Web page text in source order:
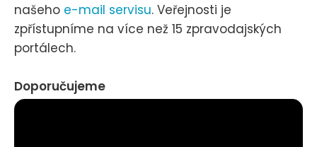
našeho e-mail servisu. Veřejnosti je
zpřístupníme na více než 15 zpravodajských
portálech.
Doporučujeme